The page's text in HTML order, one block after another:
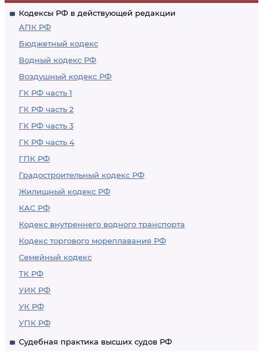
Кодексы РФ в действующей редакции
АПК РФ
Бюджетный кодекс
Водный кодекс РФ
Воздушный кодекс РФ
ГК РФ часть 1
ГК РФ часть 2
ГК РФ часть 3
ГК РФ часть 4
ГПК РФ
Градостроительный кодекс РФ
Жилищный кодекс РФ
КАС РФ
Кодекс внутреннего водного транспорта
Кодекс торгового мореплавания РФ
Семейный кодекс
ТК РФ
УИК РФ
УК РФ
УПК РФ
Судебная практика высших судов РФ